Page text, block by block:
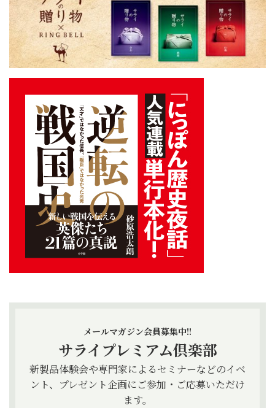
メールマガジン会員募集中!!
サライプレミアム倶楽部
新製品体験会や専門家によるセミナーなどのイベ
ント、プレゼント企画にご参加・ご応募いただけ
ます。